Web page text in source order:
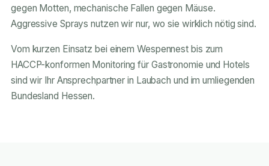
gegen Motten, mechanische Fallen gegen Mäuse.
Aggressive Sprays nutzen wir nur, wo sie wirklich nötig sind.
Vom kurzen Einsatz bei einem Wespennest bis zum
HACCP-konformen Monitoring für Gastronomie und Hotels
sind wir Ihr Ansprechpartner in Laubach und im umliegenden
Bundesland Hessen.